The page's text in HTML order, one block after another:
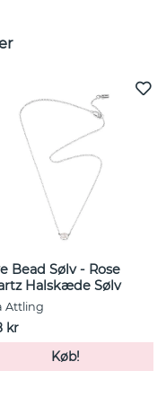
Bead Sølv - Rose
Halskæde Sølv
Attling
kr
Køb!